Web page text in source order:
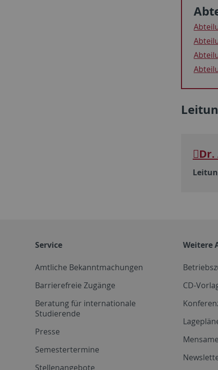
Service
Amtliche Bekanntmachungen
Barrierefreie Zugänge
Beratung für internationale
Studierende
Presse
Semestertermine
Stellenangebote
Weitere
CD-